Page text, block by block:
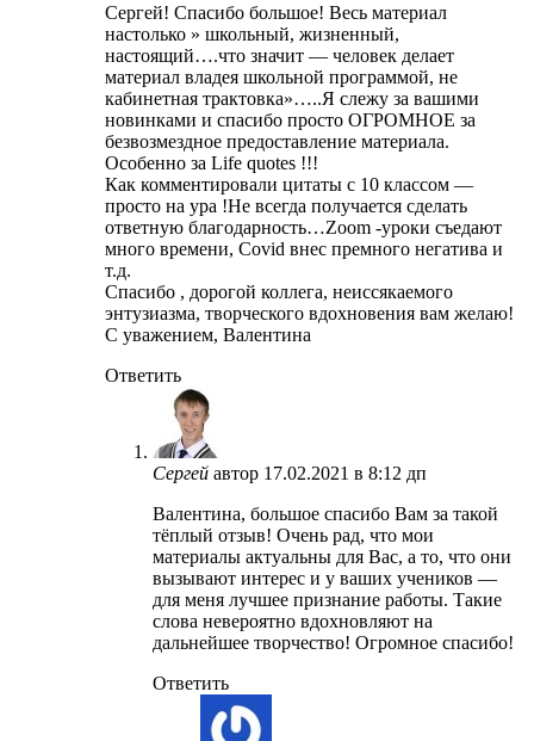
Сергей! Спасибо большое! Весь материал
настолько » школьный, жизненный,
настоящий….что значит — человек делает
материал владея школьной программой, не
кабинетная трактовка»…..Я слежу за вашими
новинками и спасибо просто ОГРОМНОЕ за
безвозмездное предоставление материала.
Особенно за Life quotes !!!
Как комментировали цитаты с 10 классом —
просто на ура !Не всегда получается сделать
ответную благодарность…Zoom -уроки съедают
много времени, Covid внес премного негатива и
т.д.
Спасибо , дорогой коллега, неиссякаемого
энтузиазма, творческого вдохновения вам желаю!
С уважением, Валентина
Ответить
Сергей автор 17.02.2021 в 8:12 дп
Валентина, большое спасибо Вам за такой
тёплый отзыв! Очень рад, что мои
материалы актуальны для Вас, а то, что они
вызывают интерес и у ваших учеников —
для меня лучшее признание работы. Такие
слова невероятно вдохновляют на
дальнейшее творчество! Огромное спасибо!
Ответить